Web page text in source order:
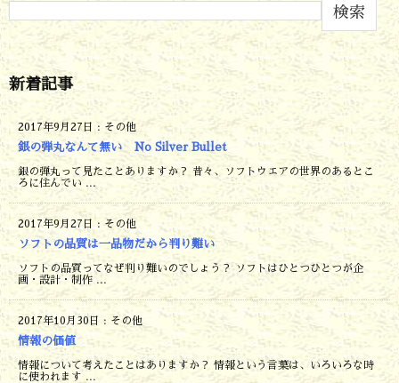
検索
新着記事
2017年9月27日 : その他
銀の弾丸なんて無い No Silver Bullet
銀の弾丸って見たことありますか？ 昔々、ソフトウエアの世界のあるとこ
ろに住んでい ...
2017年9月27日 : その他
ソフトの品質は一品物だから判り難い
ソフトの品質ってなぜ判り難いのでしょう？ ソフトはひとつひとつが企
画・設計・制作 ...
2017年10月30日 : その他
情報の価値
情報について考えたことはありますか？ 情報という言葉は、いろいろな時
に使われます ...